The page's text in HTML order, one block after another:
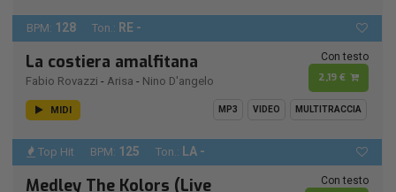
BPM: 128 Ton.: RE -
La costiera amalfitana
Fabio Rovazzi - Arisa - Nino D'angelo
Con testo
2,19 €
MIDI MP3 VIDEO MULTITRACCIA
Top Hit BPM: 125 Ton.: LA -
Medley The Kolors (Live
Con testo